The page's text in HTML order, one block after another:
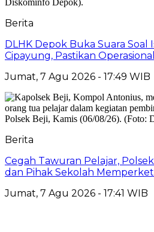
Berita
DLHK Depok Buka Suara
Cipayung, Pastikan
Jumat, 7 Agu 2026 - 17:49 WIB
Berita
Cegah Tawuran Pelajar,
dan Pihak Sekolah
Jumat, 7 Agu 2026 - 17:41 WIB